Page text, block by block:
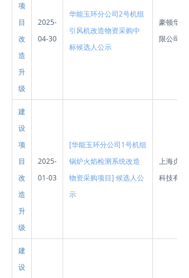
项
目
改
造
升
级
2025-
04-30
华能玉环分公司2号机组
引风机改造物资采购中
标候选人公示
豪顿华工
限公司
建
设
项
目
改
造
升
级
2025-
01-03
[华能玉环分公司1号机组
锅炉火焰检测系统改造
物资采购项目] 候选人公
示
上海贞元
科技有限
建
设